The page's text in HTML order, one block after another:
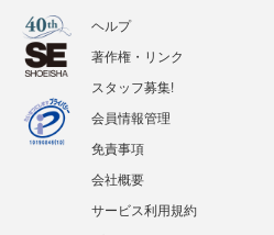
ヘルプ
著作権・リンク
スタッフ募集!
会員情報管理
免責事項
会社概要
サービス利用規約